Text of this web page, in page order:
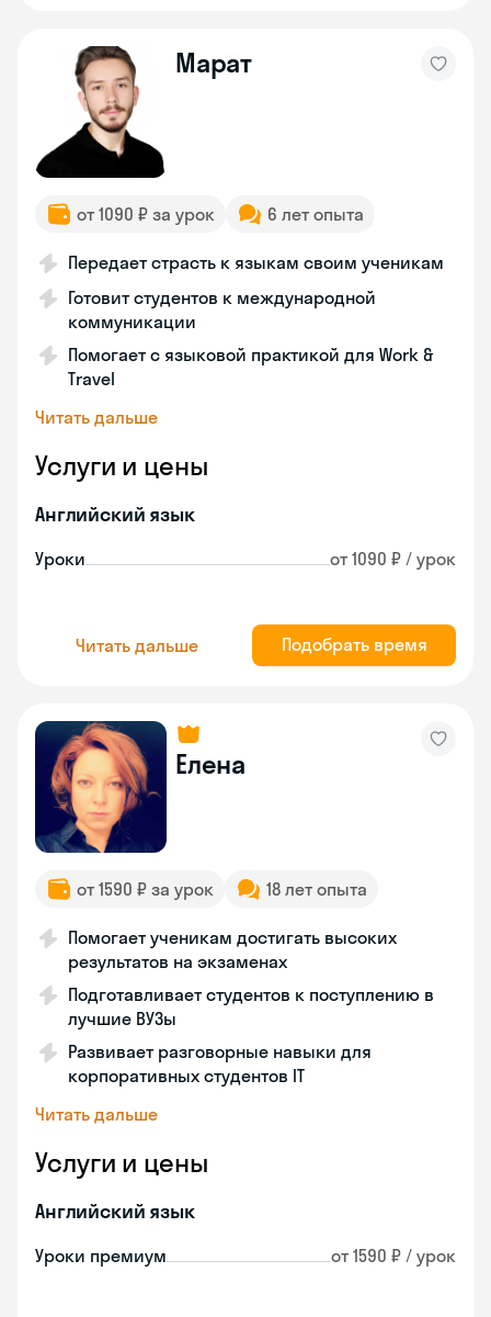
Марат
от 1090 ₽ за урок 6 лет опыта
Передает страсть к языкам своим ученикам
Готовит студентов к международной
коммуникации
Помогает с языковой практикой для Work &
Travel
Читать дальше
Услуги и цены
Английский язык
Уроки от 1090 ₽ / урок
Читать дальше Подобрать время
Елена
от 1590 ₽ за урок 18 лет опыта
Помогает ученикам достигать высоких
результатов на экзаменах
Подготавливает студентов к поступлению в
лучшие ВУЗы
Развивает разговорные навыки для
корпоративных студентов IT
Читать дальше
Услуги и цены
Английский язык
Уроки премиум от 1590 ₽ / урок